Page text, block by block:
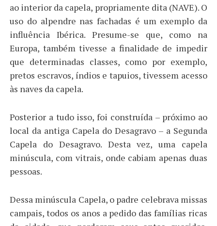
ao interior da capela, propriamente dita (NAVE). O
uso do alpendre nas fachadas é um exemplo da
influência Ibérica. Presume-se que, como na
Europa, também tivesse a finalidade de impedir
que determinadas classes, como por exemplo,
pretos escravos, índios e tapuios, tivessem acesso
às naves da capela.
Posterior a tudo isso, foi construída – próximo ao
local da antiga Capela do Desagravo – a Segunda
Capela do Desagravo. Desta vez, uma capela
minúscula, com vitrais, onde cabiam apenas duas
pessoas.
Dessa minúscula Capela, o padre celebrava missas
campais, todos os anos a pedido das famílias ricas